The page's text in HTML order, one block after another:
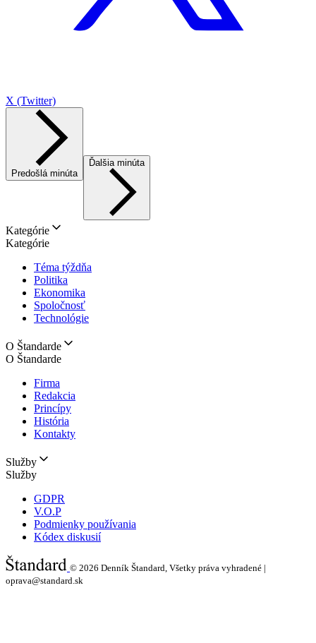
X (Twitter)
Predošlá minúta
Ďalšia minúta
Kategórie
Kategórie
Téma týždňa
Politika
Ekonomika
Spoločnosť
Technológie
O Štandarde
O Štandarde
Firma
Redakcia
Princípy
História
Kontakty
Služby
Služby
GDPR
V.O.P
Podmienky používania
Kódex diskusií
© 2026 Denník Štandard, Všetky práva vyhradené |
oprava@standard.sk